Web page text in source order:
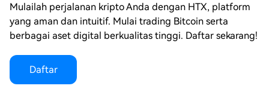
Mulailah perjalanan kripto Anda dengan HTX, platform
yang aman dan intuitif. Mulai trading Bitcoin serta
berbagai aset digital berkualitas tinggi. Daftar sekarang!
Daftar